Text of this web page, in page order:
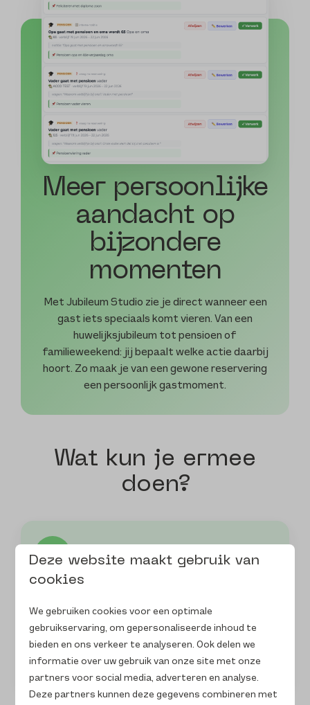
Meer persoonlijke
aandacht op
bijzondere
momenten
Met Jubileum Studio zie je direct wanneer een
gast iets speciaals komt vieren. Van een
huwelijksjubileum tot pensioen of
familieweekend: jij bepaalt welke actie daarbij
hoort. Zo maak je van een gewone reservering
een persoonlijk gastmoment.
Wat kun je ermee
doen?
🎊
automatisch
De studio leest opmerkingen, notities en
antwoorden na reservering en haalt bijzondere
Deze website maakt gebruik van
cookies
We gebruiken cookies voor een optimale
gebruikservaring, om gepersonaliseerde inhoud te
bieden en ons verkeer te analyseren. Ook delen we
informatie over uw gebruik van onze site met onze
partners voor social media, adverteren en analyse.
Deze partners kunnen deze gegevens combineren met